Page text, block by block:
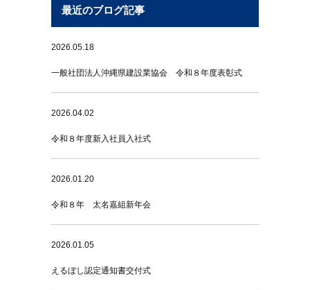
最近のブログ記事
2026.05.18
一般社団法人沖縄県建設業協会 令和８年度表彰式
2026.04.02
令和８年度新入社員入社式
2026.01.20
令和８年 太名嘉組新年会
2026.01.05
えるぼし認定通知書交付式